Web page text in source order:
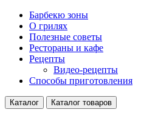
Барбекю зоны
О грилях
Полезные советы
Рестораны и кафе
Рецепты
Видео-рецепты
Способы приготовления
Каталог Каталог товаров